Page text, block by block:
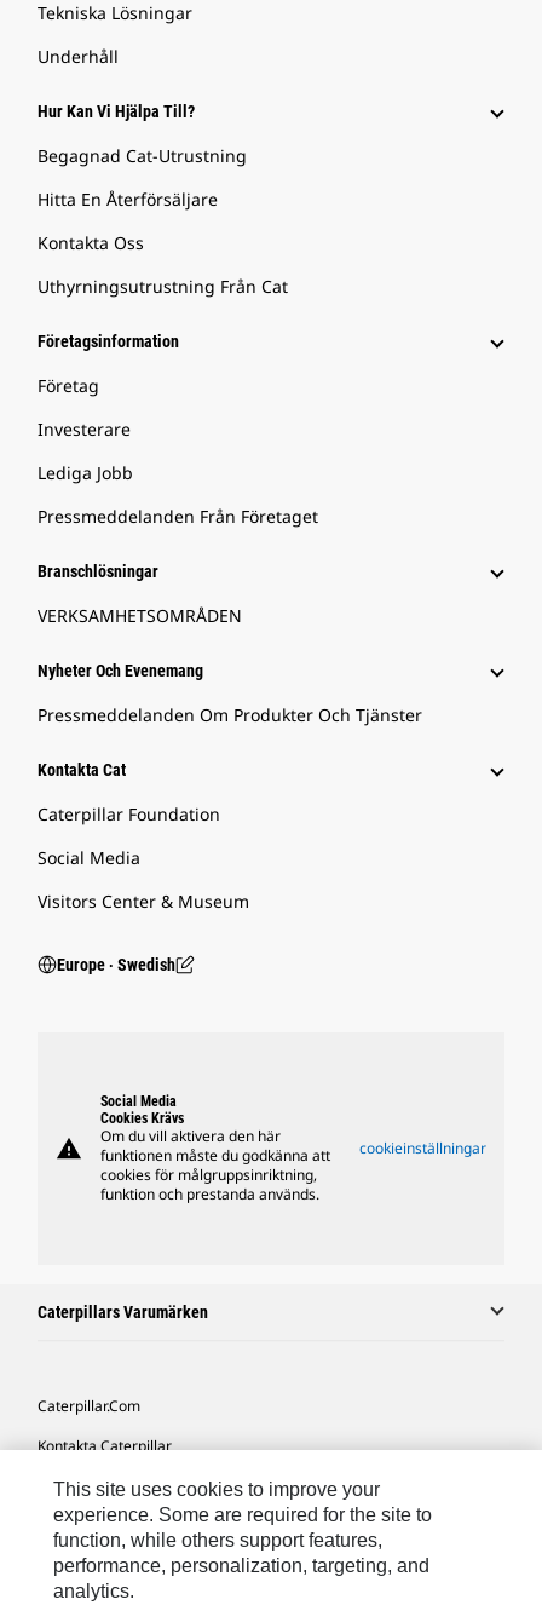
Tekniska Lösningar
Underhåll
Hur Kan Vi Hjälpa Till?
Begagnad Cat-Utrustning
Hitta En Återförsäljare
Kontakta Oss
Uthyrningsutrustning Från Cat
Företagsinformation
Företag
Investerare
Lediga Jobb
Pressmeddelanden Från Företaget
Branschlösningar
VERKSAMHETSOMRÅDEN
Nyheter Och Evenemang
Pressmeddelanden Om Produkter Och Tjänster
Kontakta Cat
Caterpillar Foundation
Social Media
Visitors Center & Museum
Europe ‧ Swedish
warning
Social Media
Cookies Krävs
Om du vill aktivera den här
funktionen måste du godkänna att
cookies för målgruppsinriktning,
funktion och prestanda används.
cookieinställningar
Caterpillars Varumärken
Caterpillar.com
Kontakta Caterpillar
Mina Marknadsföringspreferenser
Platskarta
Cookie Settings
This site uses cookies to improve your
experience. Some are required for the site to
function, while others support features,
performance, personalization, targeting, and
analytics.